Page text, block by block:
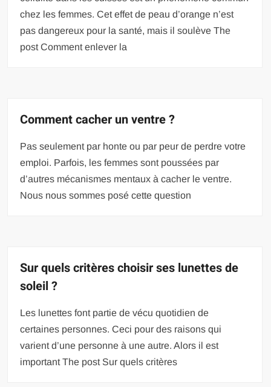
chez les femmes. Cet effet de peau d’orange n’est
pas dangereux pour la santé, mais il soulève The
post Comment enlever la
Comment cacher un ventre ?
Pas seulement par honte ou par peur de perdre votre
emploi. Parfois, les femmes sont poussées par
d’autres mécanismes mentaux à cacher le ventre.
Nous nous sommes posé cette question
Sur quels critères choisir ses lunettes de
soleil ?
Les lunettes font partie de vécu quotidien de
certaines personnes. Ceci pour des raisons qui
varient d’une personne à une autre. Alors il est
important The post Sur quels critères